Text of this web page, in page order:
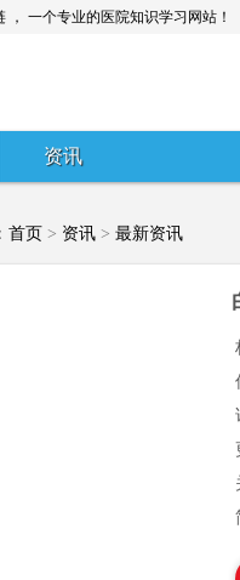
， 一个专业的医院知识学习网站！
资讯
首页 > 资讯 > 最新资讯